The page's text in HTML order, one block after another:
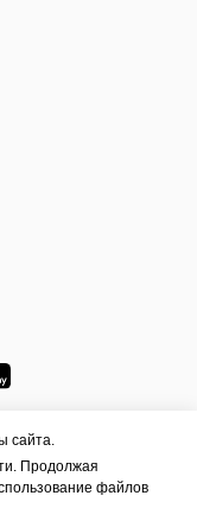
сайта.
Продолжая
файлов